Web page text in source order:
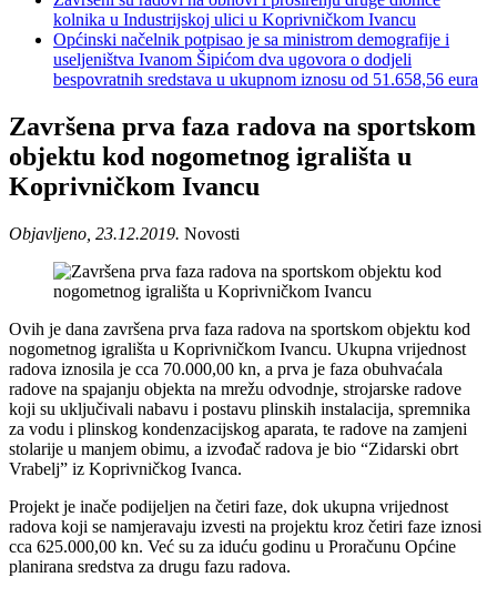
kolnika u Industrijskoj ulici u Koprivničkom Ivancu
Općinski načelnik potpisao je sa ministrom demografije i
useljeništva Ivanom Šipićom dva ugovora o dodjeli
bespovratnih sredstava u ukupnom iznosu od 51.658,56 eura
Završena prva faza radova na sportskom
objektu kod nogometnog igrališta u
Koprivničkom Ivancu
Objavljeno, 23.12.2019. Novosti
Ovih je dana završena prva faza radova na sportskom objektu kod
nogometnog igrališta u Koprivničkom Ivancu. Ukupna vrijednost
radova iznosila je cca 70.000,00 kn, a prva je faza obuhvaćala
radove na spajanju objekta na mrežu odvodnje, strojarske radove
koji su uključivali nabavu i postavu plinskih instalacija, spremnika
za vodu i plinskog kondenzacijskog aparata, te radove na zamjeni
stolarije u manjem obimu, a izvođač radova je bio “Zidarski obrt
Vrabelj” iz Koprivničkog Ivanca.
Projekt je inače podijeljen na četiri faze, dok ukupna vrijednost
radova koji se namjeravaju izvesti na projektu kroz četiri faze iznosi
cca 625.000,00 kn. Već su za iduću godinu u Proračunu Općine
planirana sredstva za drugu fazu radova.